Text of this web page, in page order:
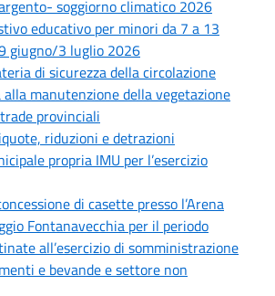
soggiorno climatico 2026
educativo per minori da 7 a 13
giugno/3 luglio 2026
di sicurezza della circolazione
manutenzione della vegetazione
provinciali
riduzioni e detrazioni
propria IMU per l’esercizio
di casette presso l’Arena
Fontanavecchia per il periodo
all’esercizio di somministrazione
e bevande e settore non